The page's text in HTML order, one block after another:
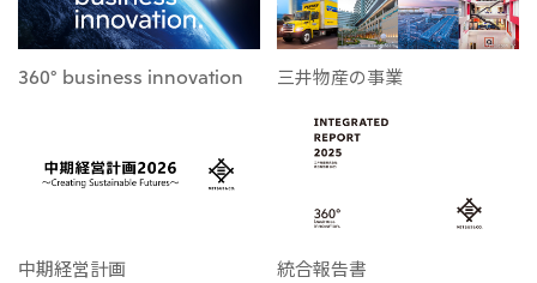
360° business innovation 三井物産の事業
中期経営計画 統合報告書